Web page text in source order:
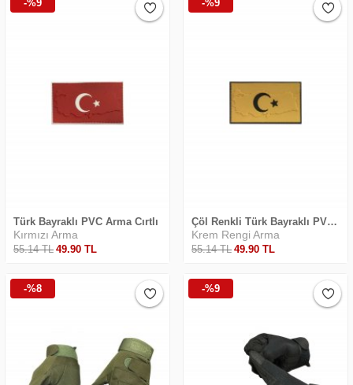
-%9
Türk Bayraklı PVC Arma Cırtlı
Kırmızı Arma
55.14TL 49.90 TL
-%9
Çöl Renkli Türk Bayraklı PVC Arma
Krem Rengi Arma
55.14TL 49.90 TL
-%8 -%9